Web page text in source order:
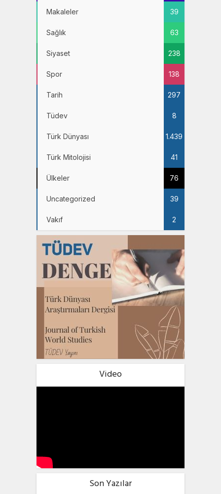
Makaleler 39
Sağlık 63
Siyaset 238
Spor 138
Tarih 297
Tüdev 8
Türk Dünyası 1.439
Türk Mitolojisi 41
Ülkeler 76
Uncategorized 39
Vakıf 2
Video
Son Yazılar